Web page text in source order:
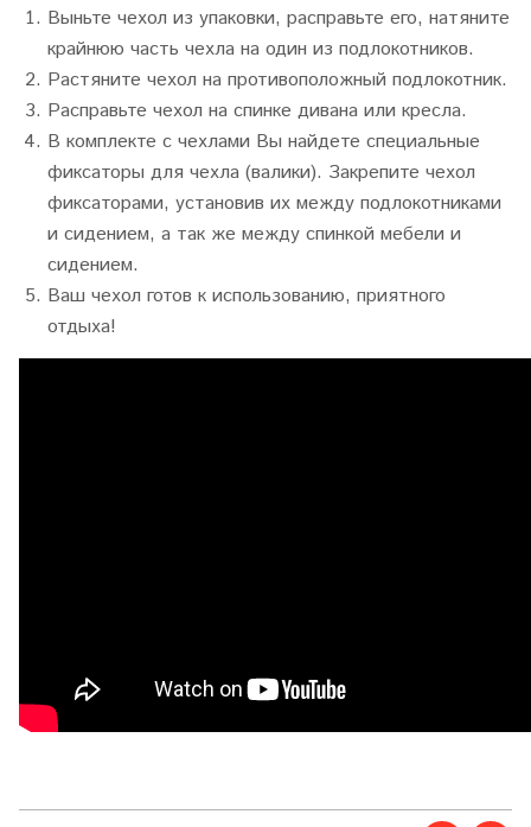
Выньте чехол из упаковки, расправьте его, натяните
крайнюю часть чехла на один из подлокотников.
Растяните чехол на противоположный подлокотник.
Расправьте чехол на спинке дивана или кресла.
В комплекте с чехлами Вы найдете специальные
фиксаторы для чехла (валики). Закрепите чехол
фиксаторами, установив их между подлокотниками
и сидением, а так же между спинкой мебели и
сидением.
Ваш чехол готов к использованию, приятного
отдыха!